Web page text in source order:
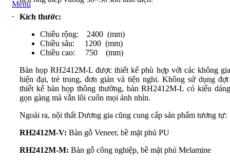
Menu
Kích thước:
Chiều rộng: 2400 (mm)
Chiều sâu: 1200 (mm)
Chiều cao: 750 (mm)
Bàn họp RH2412M-L được thiết kế phù hợp với các không
hiện đại, trẻ trung, đơn giản và tiện nghi. Không sử dụng
thiết kế bàn họp thông thường, bàn RH2412M-L có kiểu
gọn gàng mà vẫn lôi cuốn mọi ánh nhìn.
Ngoài ra, nội thất Dương gia cũng cung cấp sản phẩm tương tự:
RH2412M-V: Bàn gỗ Veneer, bề mặt phủ PU
RH2412M-M: Bàn gỗ công nghiệp, bề mặt phủ Melamine